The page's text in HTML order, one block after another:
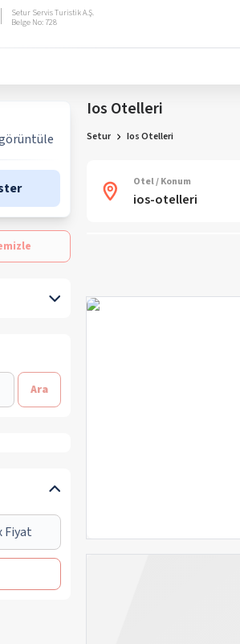
Setur Servis Turistik A.Ş.
Belge No: 728
Ara
Ios Otelleri
Setur Ios Otelleri
Otel / Konum